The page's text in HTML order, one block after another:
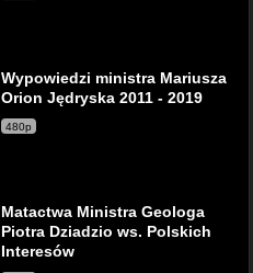
Wypowiedzi ministra Mariusza
Orion Jędryska 2011 - 2019
480p
Matactwa Ministra Geologa
Piotra Dziadzio ws. Polskich
Interesów